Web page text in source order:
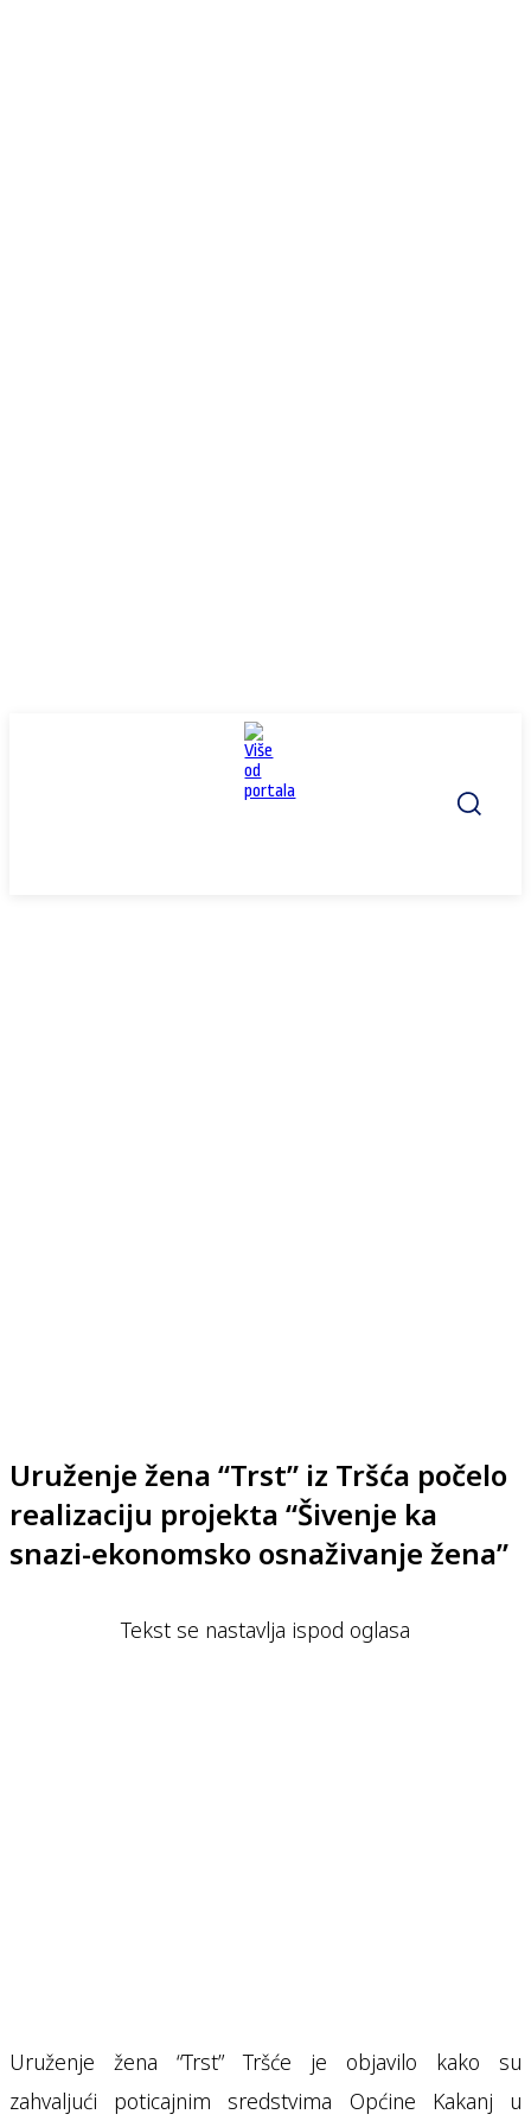
Uruženje žena “Trst” iz Tršća počelo
realizaciju projekta “Šivenje ka
snazi-ekonomsko osnaživanje žena”
Tekst se nastavlja ispod oglasa
Uruženje žena “Trst” Tršće je objavilo kako su
zahvaljući poticajnim sredstvima Općine Kakanj u